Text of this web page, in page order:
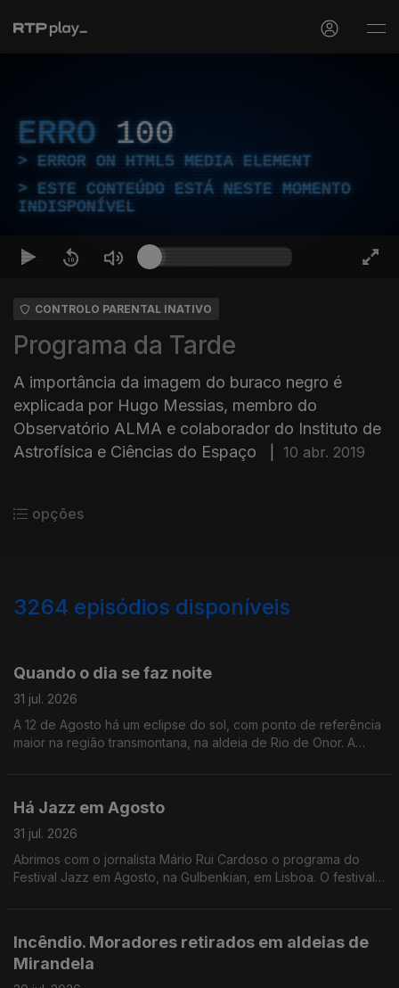
ERRO 100
ERROR ON HTML5 MEDIA ELEMENT
ESTE CONTEÚDO ESTÁ NESTE MOMENTO
INDISPONÍVEL
CONTROLO PARENTAL INATIVO
Programa da Tarde
A importância da imagem do buraco negro é
explicada por Hugo Messias, membro do
Observatório ALMA e colaborador do Instituto de
Astrofísica e Ciências do Espaço
10 abr. 2019
opções
3264 episódios disponíveis
Quando o dia se faz noite
31 jul. 2026
A 12 de Agosto há um eclipse do sol, com ponto de referência
maior na região transmontana, na aldeia de Rio de Onor. A
Há Jazz em Agosto
31 jul. 2026
Abrimos com o jornalista Mário Rui Cardoso o programa do
Festival Jazz em Agosto, na Gulbenkian, em Lisboa. O festival
Incêndio. Moradores retirados em aldeias de
Mirandela